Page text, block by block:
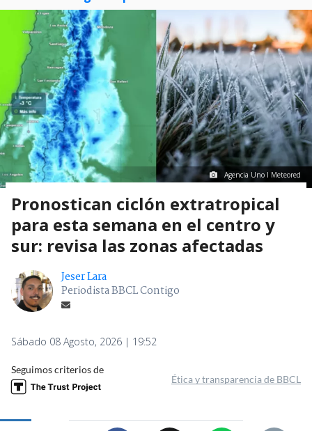
Agencia Uno I Meteored
Pronostican ciclón extratropical
para esta semana en el centro y
sur: revisa las zonas afectadas
Jeser Lara
Periodista BBCL Contigo
Sábado 08 Agosto, 2026 | 19:52
Seguimos criterios de
Ética y transparencia de BBCL